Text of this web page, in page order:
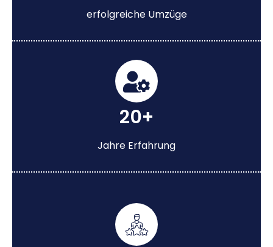
erfolgreiche Umzüge
20+
Jahre Erfahrung